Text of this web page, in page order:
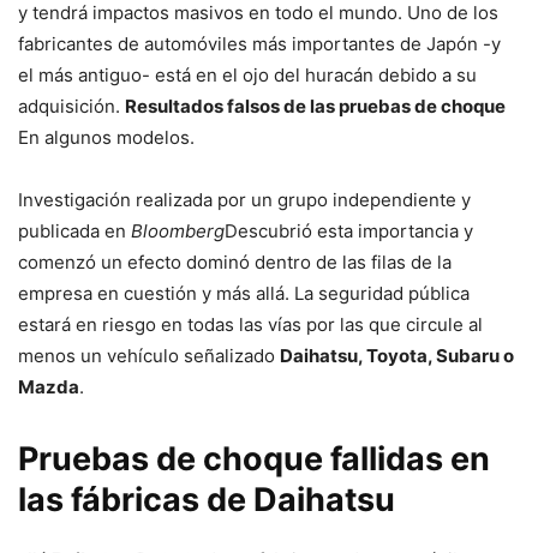
y tendrá impactos masivos en todo el mundo. Uno de los
fabricantes de automóviles más importantes de Japón -y
el más antiguo- está en el ojo del huracán debido a su
adquisición. Resultados falsos de las pruebas de choque
En algunos modelos.
Investigación realizada por un grupo independiente y
publicada en BloombergDescubrió esta importancia y
comenzó un efecto dominó dentro de las filas de la
empresa en cuestión y más allá. La seguridad pública
estará en riesgo en todas las vías por las que circule al
menos un vehículo señalizado Daihatsu, Toyota, Subaru o
Mazda.
Pruebas de choque fallidas en
las fábricas de Daihatsu